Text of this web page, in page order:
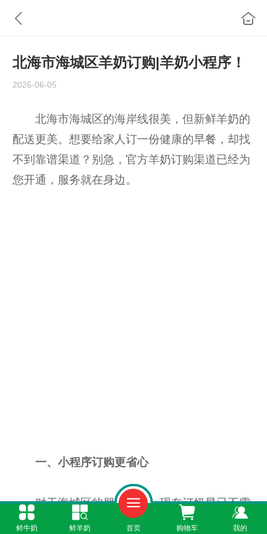
北海市海城区羊奶订购|羊奶小程序！
2026-06-05
北海市海城区的海岸线很美，但新鲜羊奶的
配送更美。想要给家人订一份健康的早餐，却找
不到靠谱渠道？别急，官方羊奶订购渠道已经为
您开通，服务就在身边。
一、小程序订购更省心
对于海城区的朋友来说，现在订奶早已不需
要跑腿了。通过“鲜奶365”小程序，足不出户就能
鲜牛奶 鲜羊奶 首页 购物车 我的